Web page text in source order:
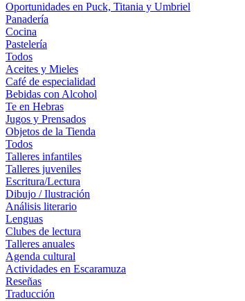
Oportunidades en Puck, Titania y Umbriel
Panadería
Cocina
Pastelería
Todos
Aceites y Mieles
Café de especialidad
Bebidas con Alcohol
Te en Hebras
Jugos y Prensados
Objetos de la Tienda
Todos
Talleres infantiles
Talleres juveniles
Escritura/Lectura
Dibujo / Ilustración
Análisis literario
Lenguas
Clubes de lectura
Talleres anuales
Agenda cultural
Actividades en Escaramuza
Reseñas
Traducción